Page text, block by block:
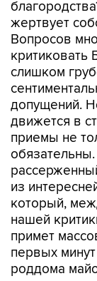
Вопросов
критиковать
слишком
допущений.
движется в
приемы не
из
который,
нашей
примет
первых
роддома
огромное